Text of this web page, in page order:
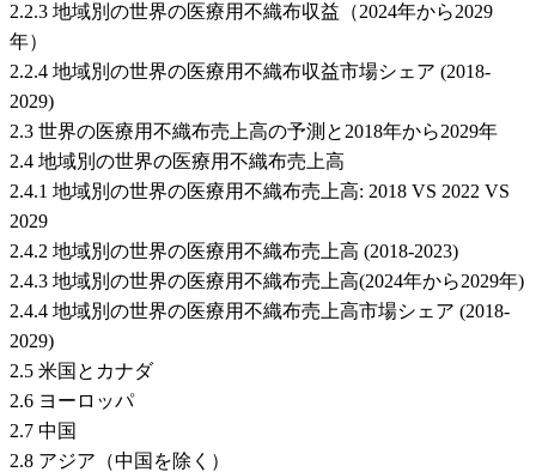
2.2.3 地域別の世界の医療用不織布収益（2024年から2029
年）
2.2.4 地域別の世界の医療用不織布収益市場シェア (2018-
2029)
2.3 世界の医療用不織布売上高の予測と2018年から2029年
2.4 地域別の世界の医療用不織布売上高
2.4.1 地域別の世界の医療用不織布売上高: 2018 VS 2022 VS
2029
2.4.2 地域別の世界の医療用不織布売上高 (2018-2023)
2.4.3 地域別の世界の医療用不織布売上高(2024年から2029年)
2.4.4 地域別の世界の医療用不織布売上高市場シェア (2018-
2029)
2.5 米国とカナダ
2.6 ヨーロッパ
2.7 中国
2.8 アジア（中国を除く）